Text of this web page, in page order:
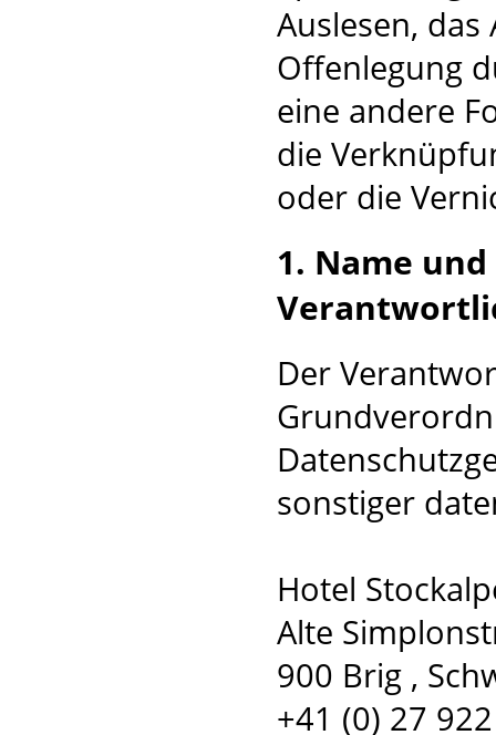
Auslesen,
Offenlegung
eine andere
die
oder die
1. Name
Der
sonstiger
Hotel
Alte
900 Brig ,
+41 (0) 27